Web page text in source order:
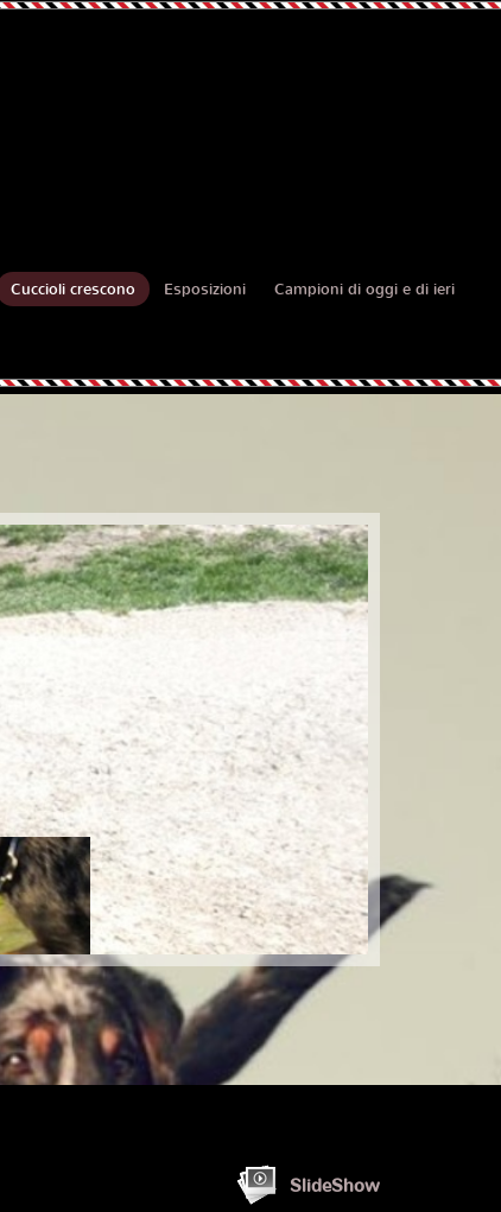
Cuccioli crescono Esposizioni
Campioni di oggi e di ieri
SlideShow